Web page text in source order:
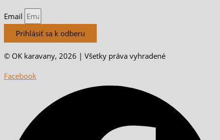
Email
Prihlásiť sa k odberu
© OK karavany, 2026 | Všetky práva vyhradené
Facebook